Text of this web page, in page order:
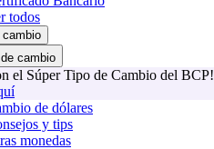
todos
cambio
el Súper Tipo de Cambio del BCP!
de dólares
y tips
monedas